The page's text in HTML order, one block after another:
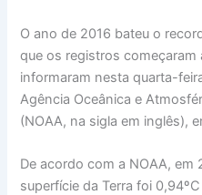
O ano de 2016 bateu o
que os registros começaram
informaram nesta quarta-
Agência Oceânica e
(NOAA, na sigla em inglês),
De acordo com a NOAA, em
superfície da Terra foi